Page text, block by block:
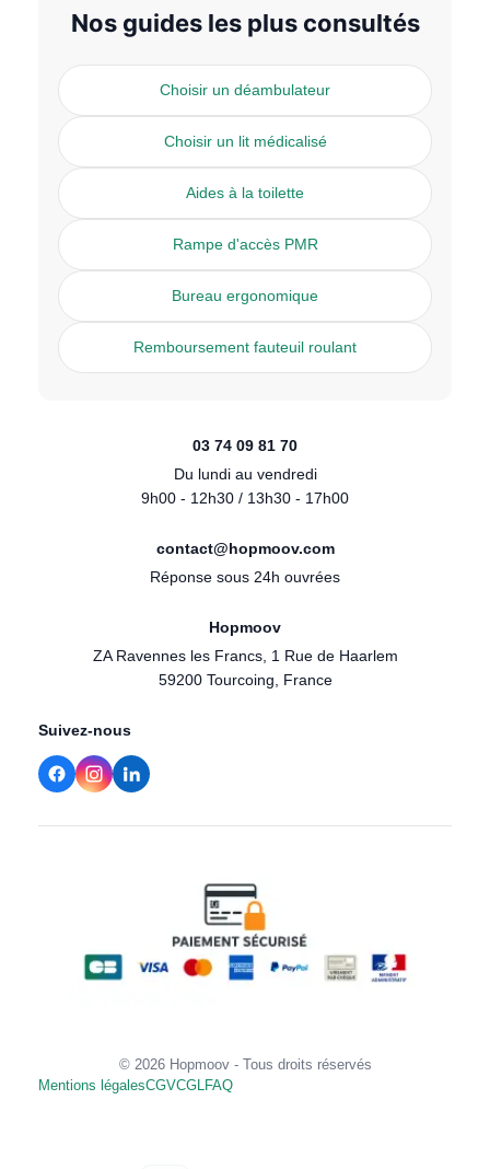
Nos guides les plus consultés
Choisir un déambulateur
Choisir un lit médicalisé
Aides à la toilette
Rampe d'accès PMR
Bureau ergonomique
Remboursement fauteuil roulant
03 74 09 81 70
Du lundi au vendredi
9h00 - 12h30 / 13h30 - 17h00
contact@hopmoov.com
Réponse sous 24h ouvrées
Hopmoov
ZA Ravennes les Francs, 1 Rue de Haarlem
59200 Tourcoing, France
Suivez-nous
© 2026 Hopmoov - Tous droits réservés
Mentions légalesCGVCGL FAQ